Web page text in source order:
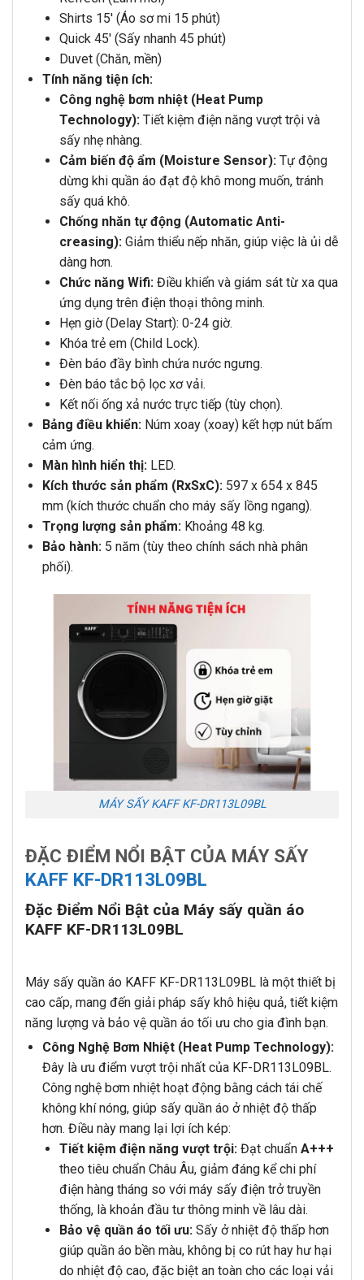
Shirts 15′ (Áo sơ mi 15 phút)
Quick 45′ (Sấy nhanh 45 phút)
Duvet (Chăn, mền)
Tính năng tiện ích:
Công nghệ bơm nhiệt (Heat Pump
Technology):Tiết kiệm điện năng vượt trội và
sấy nhẹ nhàng.
Cảm biến độ ẩm (Moisture Sensor):Tự động
dừng khi quần áo đạt độ khô mong muốn, tránh
sấy quá khô.
Chống nhăn tự động (Automatic Anti-
creasing):Giảm thiểu nếp nhăn, giúp việc là ủi dễ
dàng hơn.
Chức năng Wifi:Điều khiển và giám sát từ xa qua
ứng dụng trên điện thoại thông minh.
Hẹn giờ (Delay Start): 0-24 giờ.
Khóa trẻ em (Child Lock).
Đèn báo đầy bình chứa nước ngưng.
Đèn báo tắc bộ lọc xơ vải.
Kết nối ống xả nước trực tiếp (tùy chọn).
Bảng điều khiển:Núm xoay (xoay) kết hợp nút bấm
cảm ứng.
Màn hình hiển thị:LED.
Kích thước sản phẩm (RxSxC):597 x 654 x 845
mm (kích thước chuẩn cho máy sấy lồng ngang).
Trọng lượng sản phẩm:Khoảng 48 kg.
Bảo hành:5 năm (tùy theo chính sách nhà phân
phối).
MÁY SẤY KAFF KF-DR113L09BL
ĐẶC ĐIỂM NỔI BẬT CỦA MÁY SẤY
KAFF KF-DR113L09BL
Đặc Điểm Nổi Bật của Máy sấy quần áo
KAFF KF-DR113L09BL
Máy sấy quần áo KAFF KF-DR113L09BL là một thiết bị
cao cấp, mang đến giải pháp sấy khô hiệu quả, tiết kiệm
năng lượng và bảo vệ quần áo tối ưu cho gia đình bạn.
Công Nghệ Bơm Nhiệt (Heat Pump Technology):
Đây là ưu điểm vượt trội nhất của KF-DR113L09BL.
Công nghệ bơm nhiệt hoạt động bằng cách tái chế
không khí nóng, giúp sấy quần áo ở nhiệt độ thấp
hơn. Điều này mang lại lợi ích kép:
Tiết kiệm điện năng vượt trội:Đạt chuẩn A+++
theo tiêu chuẩn Châu Âu, giảm đáng kể chi phí
điện hàng tháng so với máy sấy điện trở truyền
thống, là khoản đầu tư thông minh về lâu dài.
Bảo vệ quần áo tối ưu:Sấy ở nhiệt độ thấp hơn
giúp quần áo bền màu, không bị co rút hay hư hại
do nhiệt độ cao, đặc biệt an toàn cho các loại vải